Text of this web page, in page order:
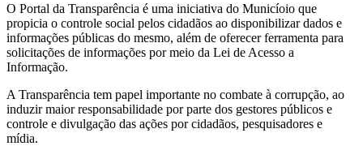
O Portal da Transparência é uma iniciativa do Municíoio que
propicia o controle social pelos cidadãos ao disponibilizar dados e
informações públicas do mesmo, além de oferecer ferramenta para
solicitações de informações por meio da Lei de Acesso a
Informação.
A Transparência tem papel importante no combate à corrupção, ao
induzir maior responsabilidade por parte dos gestores públicos e
controle e divulgação das ações por cidadãos, pesquisadores e
mídia.